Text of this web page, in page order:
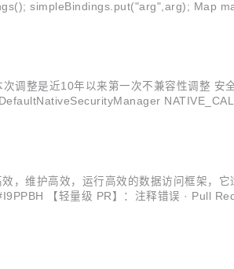
调整是近10年以来第一次不兼容性调整
，维护高效，运行高效的数据访问框架，
【轻量级 PR】：注释错误 · Pull